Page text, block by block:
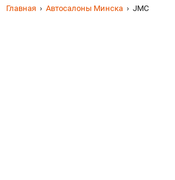
Главная Автосалоны Минска JMC